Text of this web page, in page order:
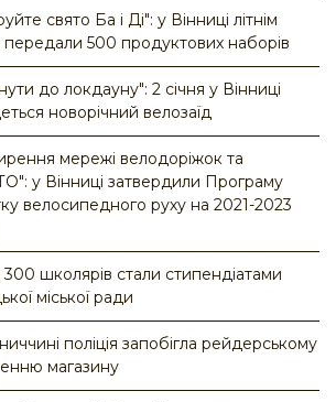
свято Ба і Ді": у Вінниці літнім
500 продуктових наборів
до локдауну": 2 січня у Вінниці
новорічний велозаїд
мережі велодоріжок та
у Вінниці затвердили Програму
велосипедного руху на 2021-2023
школярів стали стипендіатами
міської ради
поліція запобігла рейдерському
магазину